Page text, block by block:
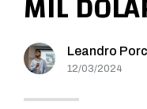
Leandro
12/03/2024